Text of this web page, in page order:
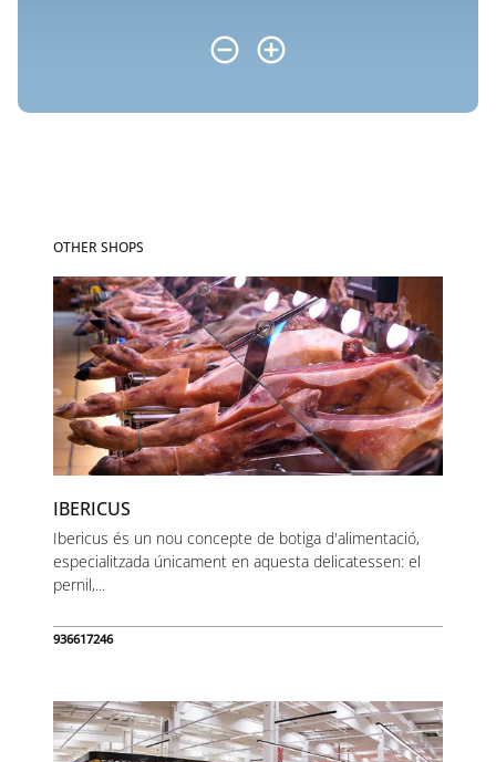
OTHER SHOPS
IBERICUS
Ibericus és un nou concepte de botiga d'alimentació,
especialitzada únicament en aquesta delicatessen: el
pernil,...
936617246